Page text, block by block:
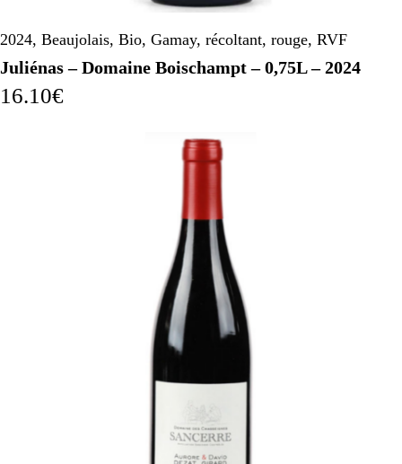
2024, Beaujolais, Bio, Gamay, récoltant, rouge, RVF
Juliénas – Domaine Boischampt – 0,75L – 2024
16.10€